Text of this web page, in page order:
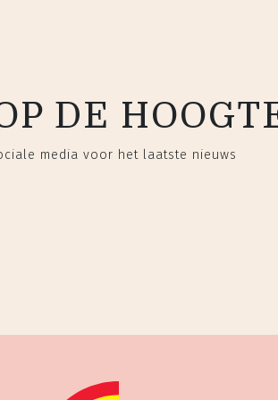
DE
media voor het laatste nieuws